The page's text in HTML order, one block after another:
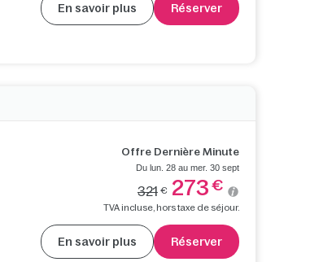
En savoir plus Réserver
Offre Dernière Minute
Du lun. 28 au mer. 30 sept
321 € 273 €
TVA incluse, hors taxe de séjour.
En savoir plus Réserver